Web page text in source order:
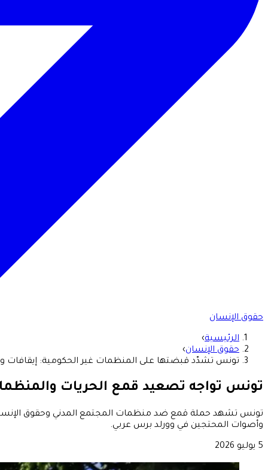
حقوق الإنسان
الرئيسية›
حقوق الإنسان›
تونس تشدّد قبضتها على المنظمات غير الحكومية: إيقافات
تونس تواجه تصعيد قمع الحريات
تونس تشهد حملة قمع ضد منظمات المجتمع المدني وحقوق
وأصوات المحتجين في وورلد برس عربي.
5 يوليو 2026